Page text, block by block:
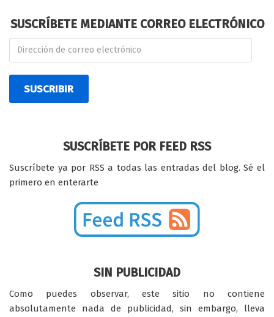
SUSCRÍBETE MEDIANTE CORREO ELECTRÓNICO
SUSCRIBIR
SUSCRÍBETE POR FEED RSS
Suscríbete ya por RSS a todas las entradas del blog. Sé el
primero en enterarte
SIN PUBLICIDAD
Como puedes observar, este sitio no contiene
absolutamente nada de publicidad, sin embargo, lleva